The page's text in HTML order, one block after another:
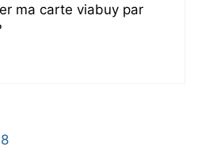
ma carte viabuy par